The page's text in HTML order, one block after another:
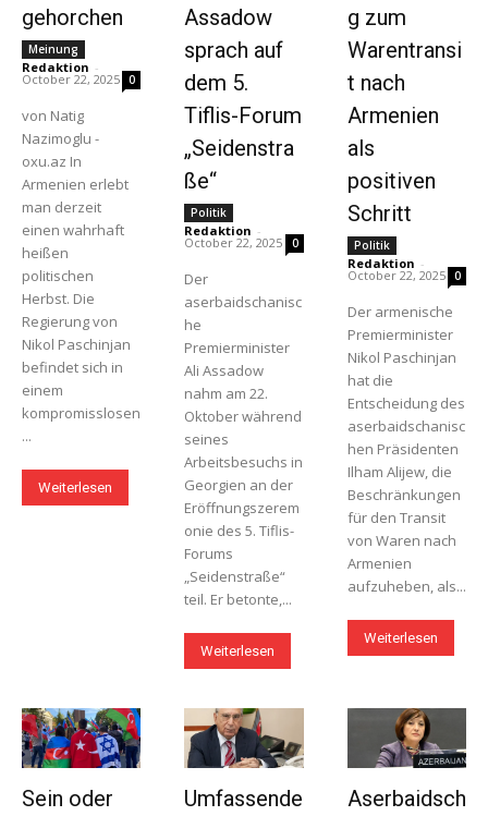
gehorchen
Meinung
Redaktion -
October 22, 2025 0
von Natig
Nazimoglu -
oxu.az In
Armenien erlebt
man derzeit
einen wahrhaft
heißen
politischen
Herbst. Die
Regierung von
Nikol Paschinjan
befindet sich in
einem
kompromisslosen
...
Weiterlesen
Assadow
sprach auf
dem 5.
Tiflis-Forum
„Seidenstra
ße“
Politik
Redaktion -
October 22, 2025 0
Der
aserbaidschanisc
he
Premierminister
Ali Assadow
nahm am 22.
Oktober während
seines
Arbeitsbesuchs in
Georgien an der
Eröffnungszerem
onie des 5. Tiflis-
Forums
„Seidenstraße“
teil. Er betonte,...
Weiterlesen
g zum
Warentransi
t nach
Armenien
als
positiven
Schritt
Politik
Redaktion -
October 22, 2025 0
Der armenische
Premierminister
Nikol Paschinjan
hat die
Entscheidung des
aserbaidschanisc
hen Präsidenten
Ilham Alijew, die
Beschränkungen
für den Transit
von Waren nach
Armenien
aufzuheben, als...
Weiterlesen
Sein oder
Umfassende
Aserbaidsch